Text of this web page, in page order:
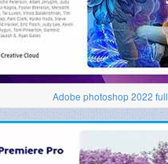
Adobe photoshop 2022 full